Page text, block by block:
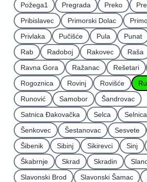
Požega1
Pregrada Preko
Pribislavec
Primorski Dolac
Privlaka
Pučišće Pula Punat
Rab
Radoboj Rakovec Raša
Ravna Gora
Ražanac Rešetari
Rogoznica
Rovinj Rovišće
Runović
Samobor
Šandrovac
Satnica Ðakovačka
Selca Selnica
Šenkovec
Šestanovac Sesvete
Šibenik
Sibinj Sikirevci Sinj
Škabrnje
Skrad Skradin
Slavonski Brod
Slavonski Šamac